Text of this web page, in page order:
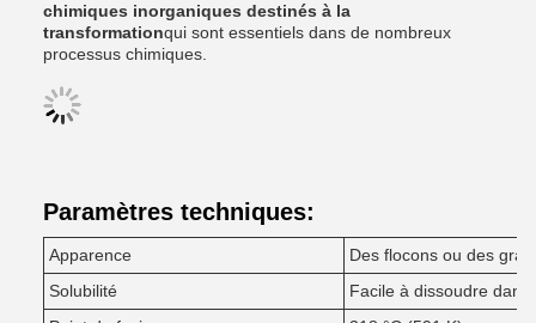
chimiques inorganiques destinés à la
transformationqui sont essentiels dans de nombreux
processus chimiques.
Paramètres techniques:
Apparence
Des flocons ou des
Solubilité
Facile à dissoudre dans